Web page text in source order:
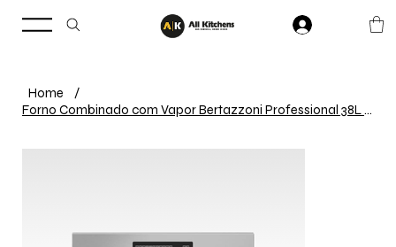
Home
/
Forno Combinado com Vapor Bertazzoni Professional 38L 76cm Inox